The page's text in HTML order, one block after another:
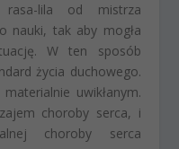
lila od mistrza
nauki, tak aby mogła
W ten sposób
życia duchowego.
uwikłanym.
choroby serca, i
choroby serca